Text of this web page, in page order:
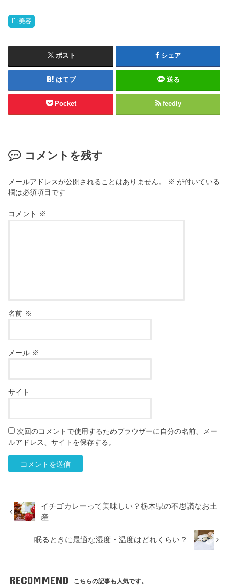
美容
ポスト シェア
はてブ 送る
Pocket feedly
コメントを残す
メールアドレスが公開されることはありません。 ※ が付いている
欄は必須項目です
コメント ※
名前 ※
メール ※
サイト
次回のコメントで使用するためブラウザーに自分の名前、メー
ルアドレス、サイトを保存する。
イチゴカレーって美味しい？栃木県の不思議なお土
産
眠るときに最適な湿度・温度はどれくらい？
RECOMMEND こちらの記事も人気です。